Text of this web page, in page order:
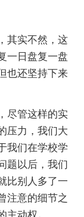
其实不然，这
一日盘复一盘
也还坚持下来
尽管这样的实
压力，我们大
我们在学校学
题以后，我们
比别人多了一
注意的细节之